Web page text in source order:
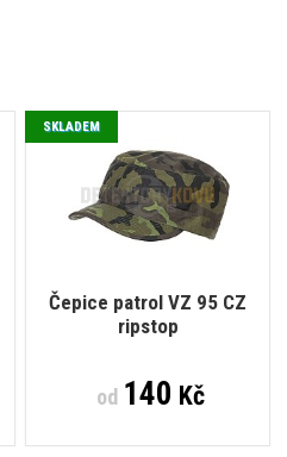
Čepice patrol VZ 95 CZ
ripstop
SKLADEM
od140 Kč